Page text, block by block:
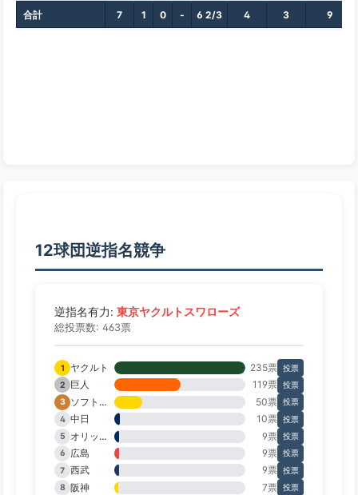
合計 7 1 0 - 6 2/3 4 3 9
12球団逆指名競争
逆指名有力: 東京ヤクルトスワローズ
総投票数: 463票
1 ヤクルト 235票 投票
2
巨人 119票 投票
3
ソフトバンク 50票 投票
4 中日 10票 投票
5
オリックス 9票 投票
6
広島 9票 投票
7 西武 9票 投票
8 阪神 7票 投票